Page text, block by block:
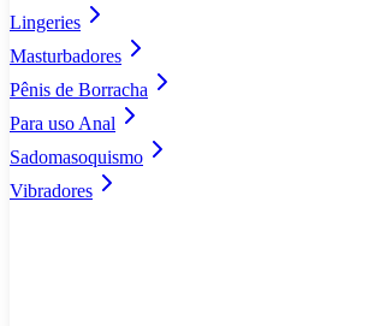
Lingeries
Masturbadores
Pênis de Borracha
Para uso Anal
Sadomasoquismo
Vibradores